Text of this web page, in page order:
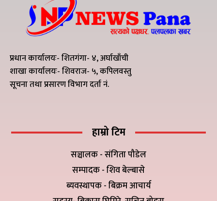
प्रधान कार्यालयः- शितगंगा- ४, अर्घाखाँची
शाखा कार्यालयः- शिवराज- ५, कपिलवस्तु
सूचना तथा प्रसारण विभाग दर्ता नं.
हाम्रो टिम
सञ्चालक - संगिता पौडेल
सम्पादक - शिव बेल्बासे
ब्यवस्थापक - बिक्रम आचार्य